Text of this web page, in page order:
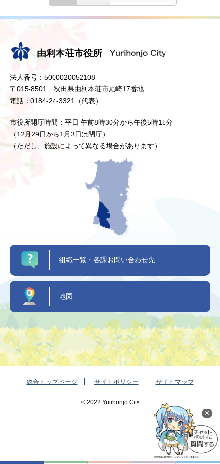
×
由利本荘市役所
法人番号：5000020052108
〒015-8501 秋田県由利本荘市尾崎17番地
電話：0184-24-3321（代表）
市役所開庁時間：平日 午前8時30分から午後5時15分
（12月29日から1月3日は閉庁）
（ただし、施設によって異なる場合があります）
組織一覧・各課お問い合わせ先
地図
総合トップページ サイトポリシー サイトマップ
©️ 2022 Yurihonjo City